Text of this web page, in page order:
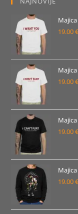
19.00€
19.00€
19.00€
19.00€